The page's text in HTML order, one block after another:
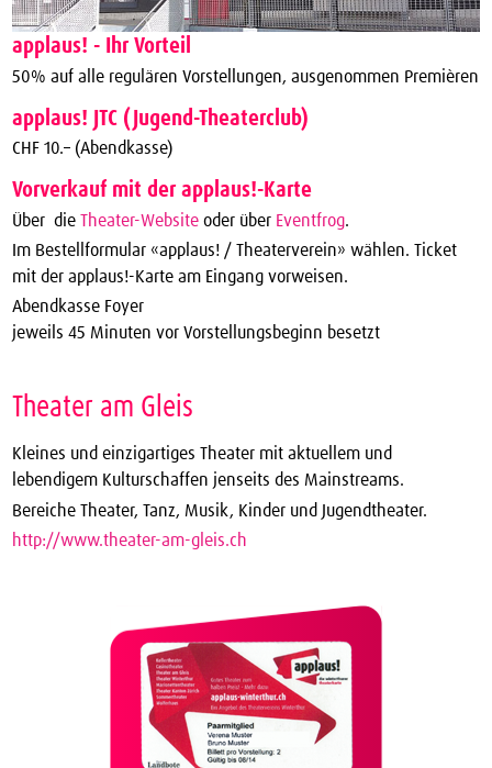
applaus! - Ihr Vorteil
50% auf alle regulären Vorstellungen, ausgenommen Premièren
applaus! JTC (Jugend-Theaterclub)
CHF 10.– (Abendkasse)
Vorverkauf mit der applaus!-Karte
Über die Theater-Website oder über Eventfrog.
Im Bestellformular «applaus! / Theaterverein» wählen. Ticket
mit der applaus!-Karte am Eingang vorweisen.
Abendkasse Foyer
jeweils 45 Minuten vor Vorstellungsbeginn besetzt
Theater am Gleis
Kleines und einzigartiges Theater mit aktuellem und
lebendigem Kulturschaffen jenseits des Mainstreams.
Bereiche Theater, Tanz, Musik, Kinder und Jugendtheater.
http://www.theater-am-gleis.ch